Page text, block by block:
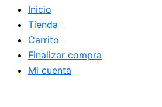
Inicio
Tienda
Carrito
Finalizar compra
Mi cuenta